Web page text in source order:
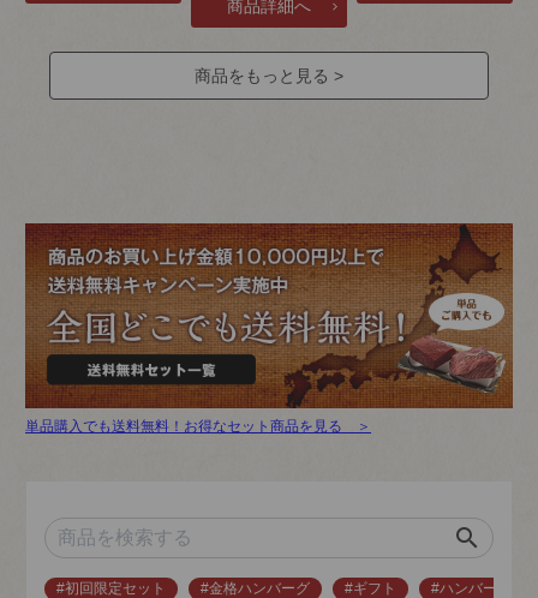
商品をもっと見る >
単品購入でも送料無料！お得なセット商品を見る ＞
search
#初回限定セット #金格ハンバーグ #ギフト #ハンバーグ